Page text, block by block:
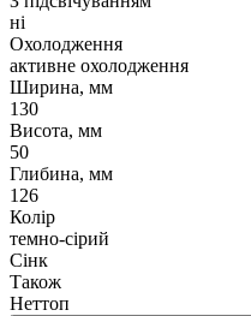
ні
Охолодження
активне охолодження
Ширина, мм
130
Висота, мм
50
Глибина, мм
126
Колір
темно-сірий
Сінк
Також
Неттоп